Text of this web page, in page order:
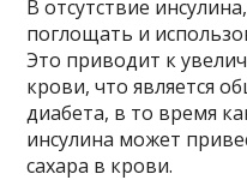
В отсутствие
поглощать и
Это приводит к
крови, что является
диабета, в то время
инсулина может
сахара в крови.